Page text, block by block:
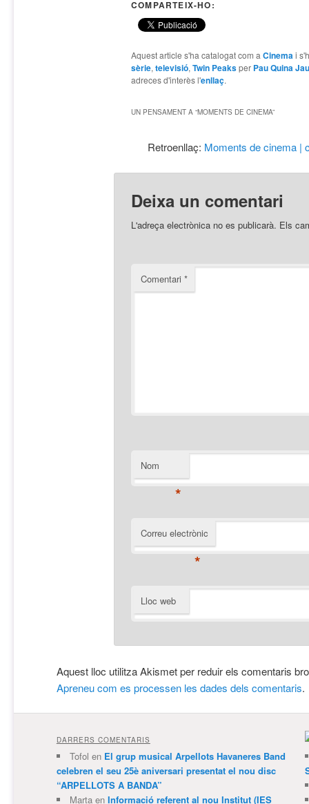
COMPARTEIX-HO:
Aquest article s'ha catalogat com a Cinemai
sèrie, televisió, Twin Peaksper Pau Quina
adreces d'interès l'enllaç.
UN PENSAMENT A “MOMENTS DE CINEMA”
Retroenllaç: Moments de cinema |
Deixa un comentari
L'adreça electrònica no es publicarà. Els
Comentari *
Nom
*
Correu electrònic
*
Lloc web
Aquest lloc utilitza Akismet per reduir els comentaris
Apreneu com es processen les dades dels comentaris.
DARRERS COMENTARIS
Tofol en El grup musical Arpellots Havaneres Band
celebren el seu 25è aniversari presentat el nou disc
“ARPELLOTS A BANDA”
Martaen Informació referent al nou Institut (IES